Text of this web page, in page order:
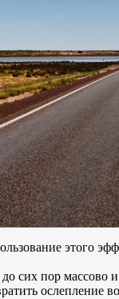
этого
пор массово